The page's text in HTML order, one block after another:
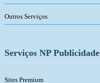
Outros Serviços
Serviços NP Publicidade
Sites Premium